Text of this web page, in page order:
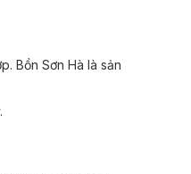
Bồn Sơn Hà là sản